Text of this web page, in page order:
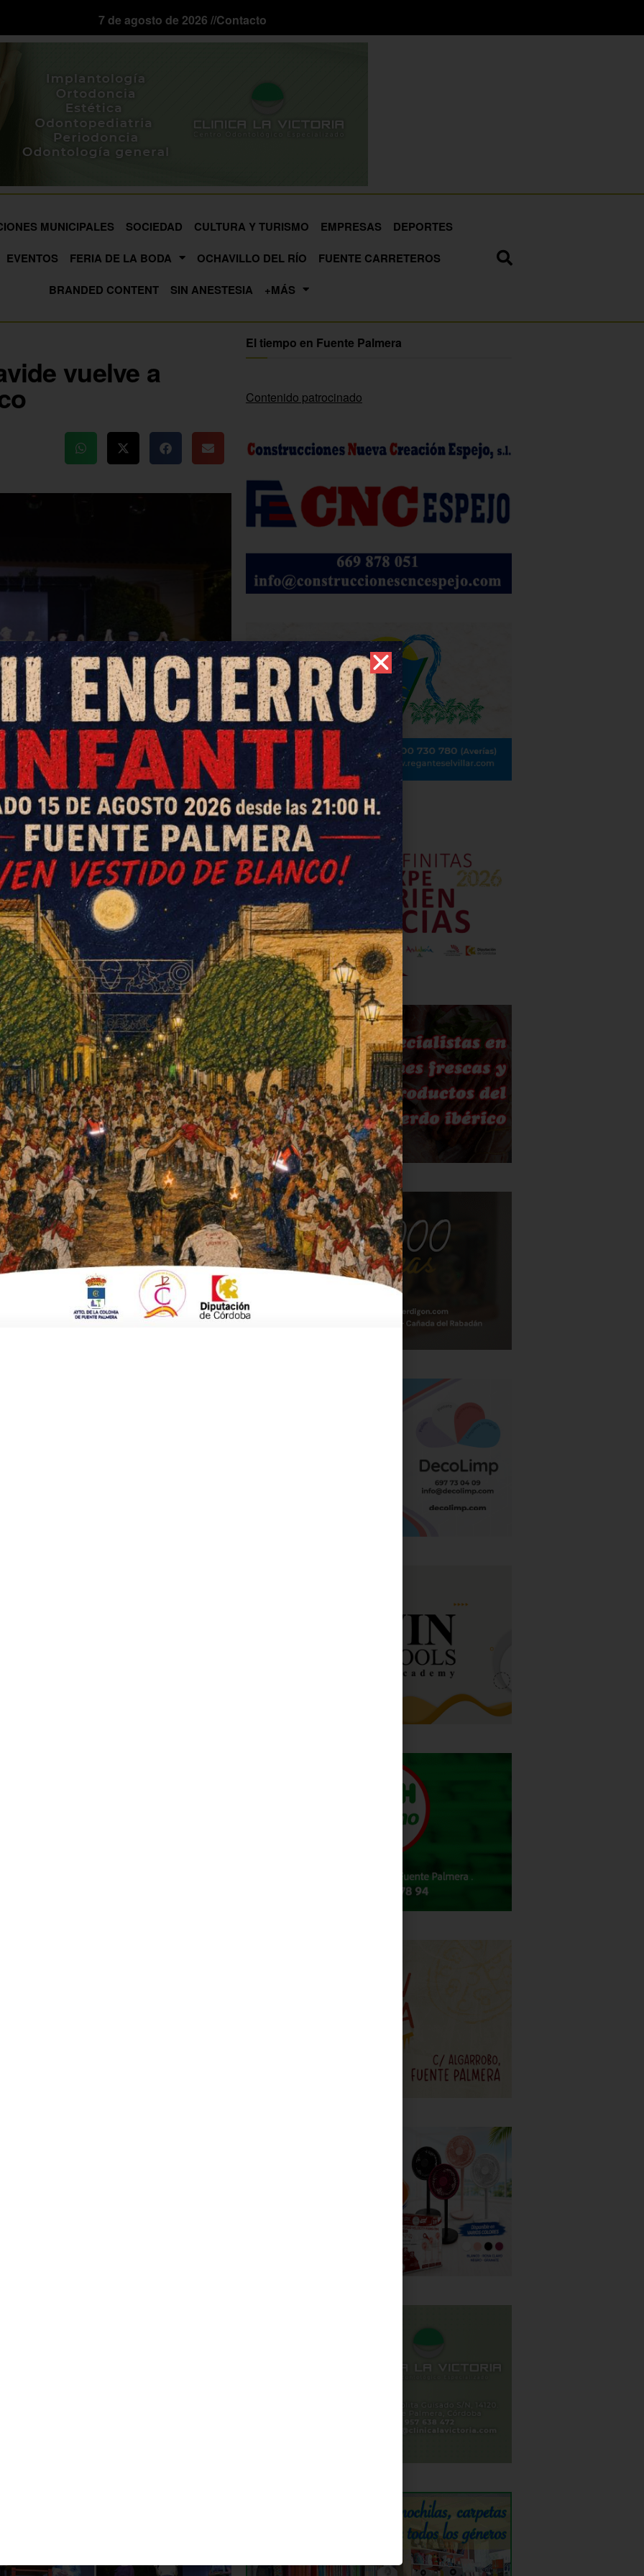
7 de agosto de 2026 //Contacto
MUNICIPALES SOCIEDAD CULTURA Y TURISMO EMPRESAS
DEPORTES
EVENTOS FERIA DE LA BODA OCHAVILLO DEL RÍO
FUENTE CARRETEROS
BRANDED CONTENT
SIN ANESTESIA +MÁS
vuelve a
los abrió anoche la
todos ustedes el gran
Nuevo reconocimiento a su
El único lunar, el sonido,
el ilustre peruano al que el rey Carlos III
se resumió y escenificó en algo
y actores colonos aficionados.
de Fuente Palmera, Quique
aquel inicio con el charlestón, se
Antonio Barrera.
Castel, en el inmenso papel de
de Johann Kaspar Thürriegel; Antonio
Mengual; Juan Luis Hens; Antonia
López y Fernando Silva en las
esta obra a varios municipios de las
Carlota, recientemente. Y seguirá
8 de octubre, cuando estará en el Día de
y una
institucional del 5 de julio con los
marketing
El tiempo en Fuente Palmera
Contenido patrocinado